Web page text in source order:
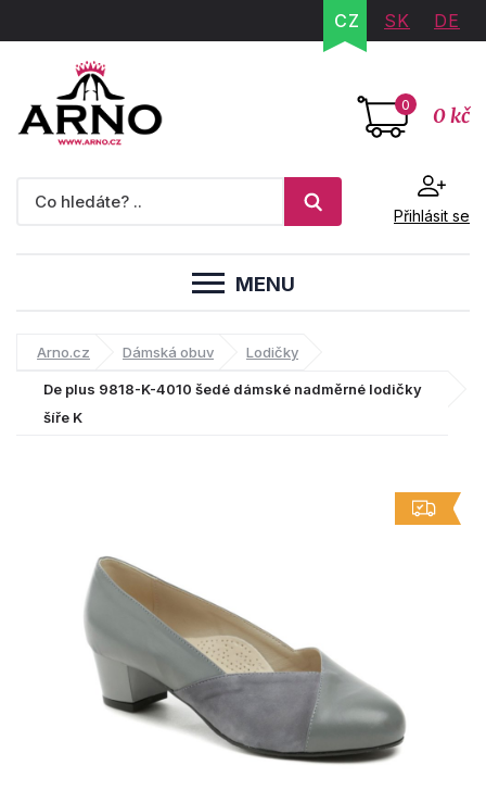
CZ SK DE
0 0 kč
Přihlásit se
MENU
Arno.cz Dámská obuv Lodičky
De plus 9818-K-4010 šedé dámské nadměrné lodičky
šíře K